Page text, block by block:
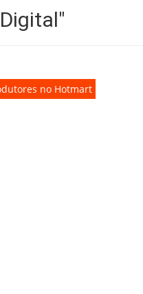
no Hotmart